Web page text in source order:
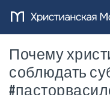
Почему
соблюдать